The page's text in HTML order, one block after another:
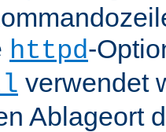
httpd-
verwendet
Ablageort